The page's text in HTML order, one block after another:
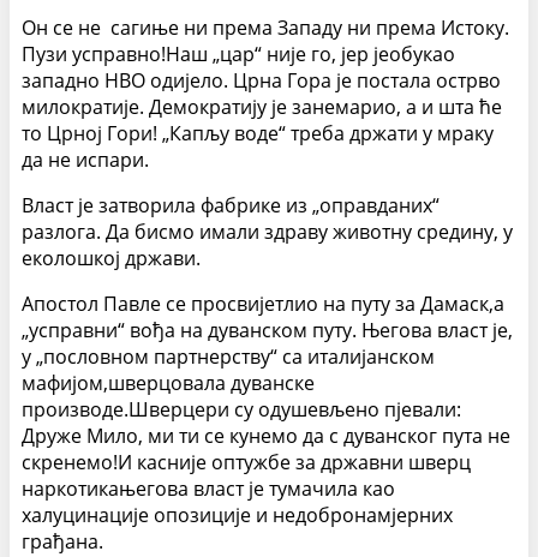
Он се не сагиње ни према Западу ни према Истоку.
Пузи усправно!Наш „цар“ није го, јер јеобукао
западно НВО одијело. Црна Гора је постала острво
милократије. Демократију је занемарио, а и шта ће
то Црној Гори! „Капљу воде“ треба држати у мраку
да не испари.
Власт је затворила фабрике из „оправданих“
разлога. Да бисмо имали здраву животну средину, у
еколошкој држави.
Апостол Павле се просвијетлио на путу за Дамаск,а
„усправни“ вођа на дуванском путу. Његова власт је,
у „пословном партнерству“ са италијанском
мафијом,шверцовала дуванске
производе.Шверцери су одушевљено пјевали:
Друже Мило, ми ти се кунемо да с дуванског пута не
скренемо!И касније оптужбе за државни шверц
наркотикањегова власт је тумачила као
халуцинације опозиције и недобронамјерних
грађана.